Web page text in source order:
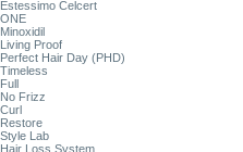
Estessimo Celcert
ONE
Minoxidil
Living Proof
Perfect Hair Day (PHD)
Timeless
Full
No Frizz
Curl
Restore
Style Lab
Hair Loss System